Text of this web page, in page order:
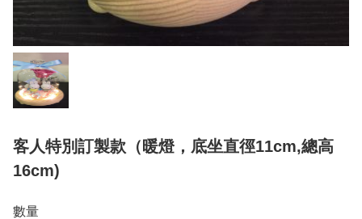
客人特別訂製款（暖燈，底坐直徑11cm,總高
16cm)
數量